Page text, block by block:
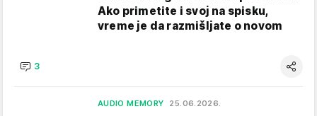
Ako primetite i svoj na spisku,
vreme je da razmišljate o novom
3
AUDIO MEMORY 25.06.2026.